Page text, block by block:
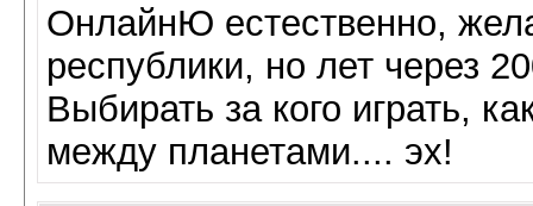
ОнлайнЮ естественно,
республики, но лет через
Выбирать за кого играть,
между планетами.... эх!